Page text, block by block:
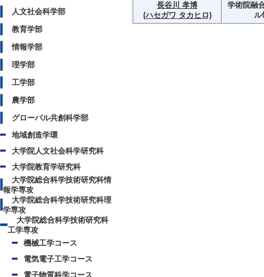
人文社会科学部
教育学部
情報学部
理学部
工学部
農学部
グローバル共創科学部
地域創造学環
大学院人文社会科学研究科
大学院教育学研究科
大学院総合科学技術研究科情
報学専攻
大学院総合科学技術研究科理
学専攻
大学院総合科学技術研究科
工学専攻
機械工学コース
電気電子工学コース
電子物質科学コース
長谷川 孝博
(ハセガワ タカヒロ)
学術院融
ル